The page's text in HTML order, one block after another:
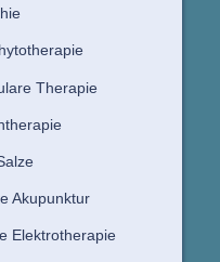
Therapie
Akupunktur
Elektrotherapie